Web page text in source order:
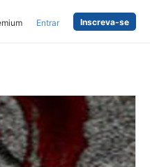
Entrar Inscreva-se